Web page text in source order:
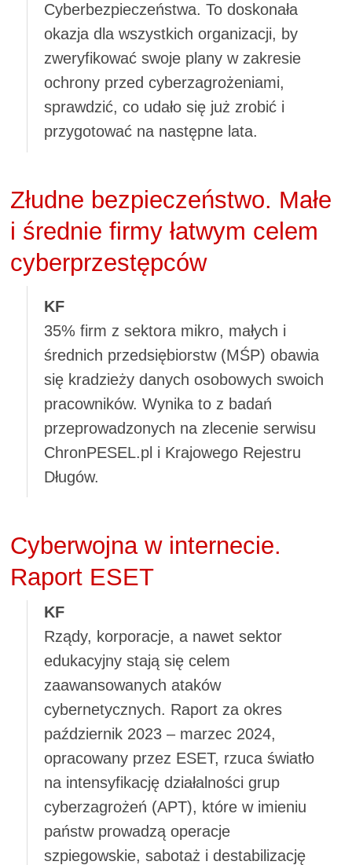
Cyberbezpieczeństwa. To doskonała
okazja dla wszystkich organizacji, by
zweryfikować swoje plany w zakresie
ochrony przed cyberzagrożeniami,
sprawdzić, co udało się już zrobić i
przygotować na następne lata.
Złudne bezpieczeństwo. Małe
i średnie firmy łatwym celem
cyberprzestępców
KF
35% firm z sektora mikro, małych i
średnich przedsiębiorstw (MŚP) obawia
się kradzieży danych osobowych swoich
pracowników. Wynika to z badań
przeprowadzonych na zlecenie serwisu
ChronPESEL.pl i Krajowego Rejestru
Długów.
Cyberwojna w internecie.
Raport ESET
KF
Rządy, korporacje, a nawet sektor
edukacyjny stają się celem
zaawansowanych ataków
cybernetycznych. Raport za okres
październik 2023 – marzec 2024,
opracowany przez ESET, rzuca światło
na intensyfikację działalności grup
cyberzagrożeń (APT), które w imieniu
państw prowadzą operacje
szpiegowskie, sabotaż i destabilizację